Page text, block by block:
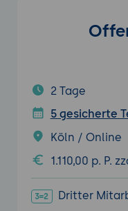
2 Tage
5 gesicherte
Köln / Online
1.110,00 p. P.
Dritter